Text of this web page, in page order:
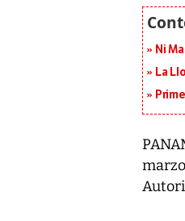
Ni
La